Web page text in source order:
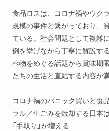
食品ロスは、コロナ禍やウク
規模の事件と繋がっており、
ている。社会問題として複雑
例を挙げながら丁寧に解説す
べ物をめぐる話題から賞味期
たちの生活と直結する内容が満
コロナ禍のパニック買いと食
ラル／生ごみを焼却する日本
「手取り」が増える